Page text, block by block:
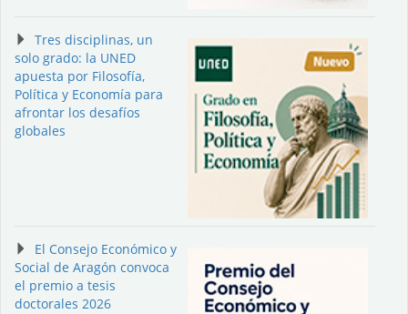
Tres disciplinas, un
solo grado: la UNED
apuesta por Filosofía,
Política y Economía para
afrontar los desafíos
globales
El Consejo Económico y
Social de Aragón convoca
el premio a tesis
doctorales 2026